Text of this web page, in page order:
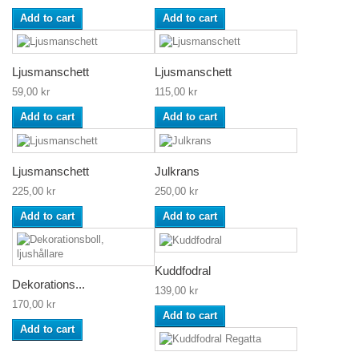
Add to cart Add to cart
Ljusmanschett
59,00 kr
Add to cart
Ljusmanschett
115,00 kr
Add to cart
Ljusmanschett
225,00 kr
Add to cart
Julkrans
250,00 kr
Add to cart
Dekorations...
170,00 kr
Add to cart
Kuddfodral
139,00 kr
Add to cart